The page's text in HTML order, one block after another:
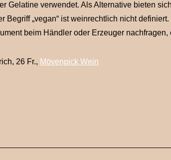
Gelatine verwendet. Als Alternative bieten
Begriff „vegan“ ist weinrechtlich nicht
beim Händler oder Erzeuger
26 Fr., Mövenpick Wein